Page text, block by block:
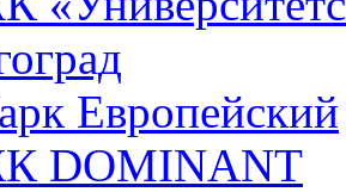
Европейский
DOMINANT